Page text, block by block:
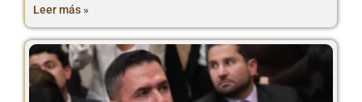
Leer más »